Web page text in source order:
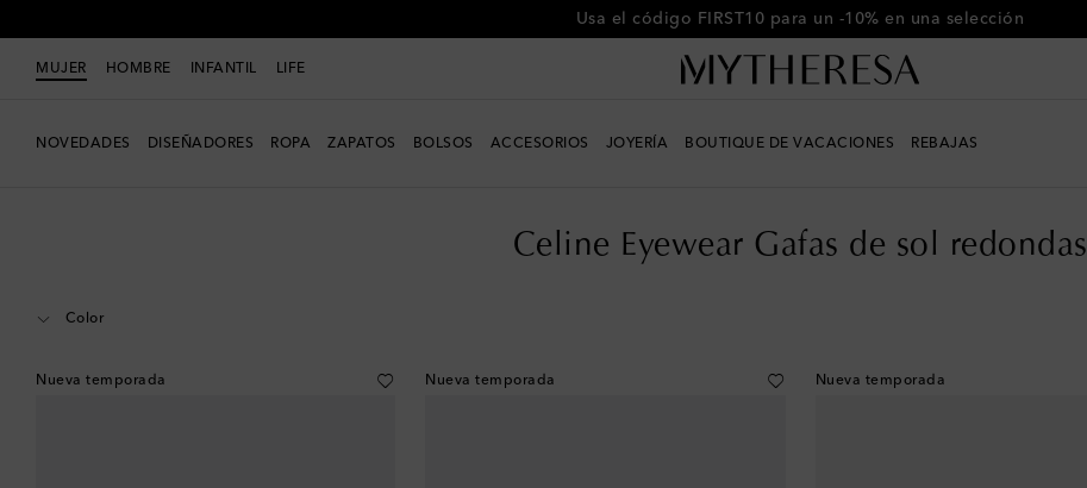
-10% en tu primer pedido en compras superiores a €500
MUJER HOMBRE INFANTIL LIFE
NOVEDADES DISEÑADORES ROPA ZAPATOS BOLSOS ACCESORIOS JOYERÍA BOUTIQUE DE VACACIONES REBAJAS
Celine Eyewear Gafas de sol redondas
Color
Nueva temporada Nueva temporada Nueva temporada